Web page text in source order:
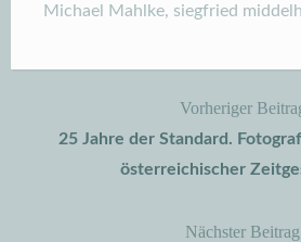
Michael Mahlke, siegfried
Beitragsnavigation
Vorheriger
25 Jahre der Standard.
österreichischer
Nächster Beitrag